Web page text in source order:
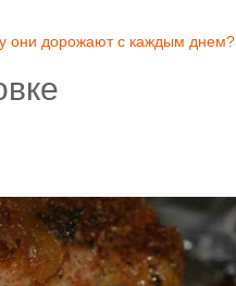
они дорожают с каждым днем?